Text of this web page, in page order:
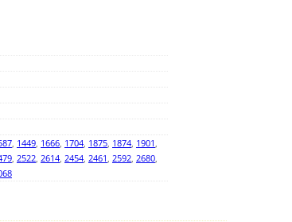
, 1449, 1666, 1704, 1875, 1874, 1901,
, 2522, 2614, 2454, 2461, 2592, 2680,